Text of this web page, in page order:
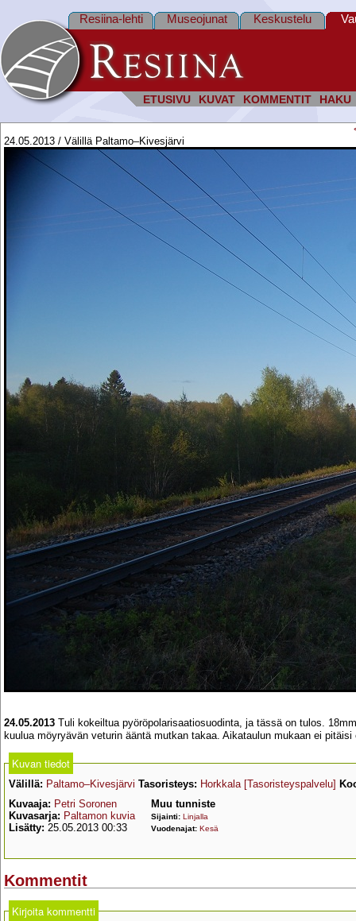
ETUSIVU KUVAT KOMMENTIT HAKU
Resiina-lehti Museojunat Keskustelu
24.05.2013 / Välillä Paltamo–Kivesjärvi
24.05.2013 Tuli kokeiltua pyöröpolarisaatiosuodinta, ja tässä on tulos.
kuulua möyryävän veturin ääntä mutkan takaa. Aikataulun mukaan ei
Kuvan tiedot
Välillä: Paltamo–Kivesjärvi Tasoristeys: Horkkala [Tasoristeyspalvelu]
Kuvaaja: Petri Soronen
Kuvasarja: Paltamon kuvia
Lisätty: 25.05.2013 00:33
Muu tunniste
Sijainti: Linjalla
Vuodenajat: Kesä
Kommentit
Kirjoita kommentti